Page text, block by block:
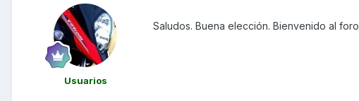
Usuarios
Saludos. Buena elección. Bienvenido al foro.